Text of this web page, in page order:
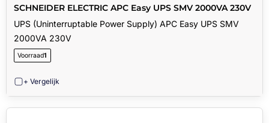
SCHNEIDER ELECTRIC APC Easy UPS SMV 2000VA 230V
UPS (Uninterruptable Power Supply) APC Easy UPS SMV
2000VA 230V
Voorraad1
+ Vergelijk